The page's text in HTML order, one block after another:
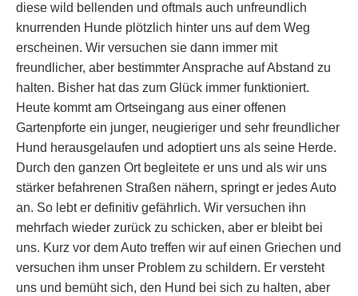
diese wild bellenden und oftmals auch unfreundlich
knurrenden Hunde plötzlich hinter uns auf dem Weg
erscheinen. Wir versuchen sie dann immer mit
freundlicher, aber bestimmter Ansprache auf Abstand zu
halten. Bisher hat das zum Glück immer funktioniert.
Heute kommt am Ortseingang aus einer offenen
Gartenpforte ein junger, neugieriger und sehr freundlicher
Hund herausgelaufen und adoptiert uns als seine Herde.
Durch den ganzen Ort begleitete er uns und als wir uns
stärker befahrenen Straßen nähern, springt er jedes Auto
an. So lebt er definitiv gefährlich. Wir versuchen ihn
mehrfach wieder zurück zu schicken, aber er bleibt bei
uns. Kurz vor dem Auto treffen wir auf einen Griechen und
versuchen ihm unser Problem zu schildern. Er versteht
uns und bemüht sich, den Hund bei sich zu halten, aber